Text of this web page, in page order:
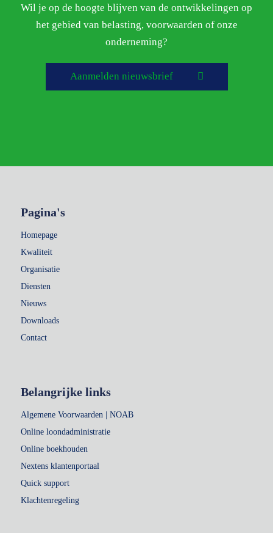
Wil je op de hoogte blijven van de ontwikkelingen op
het gebied van belasting, voorwaarden of onze
onderneming?
Aanmelden nieuwsbrief
Pagina's
Homepage
Kwaliteit
Organisatie
Diensten
Nieuws
Downloads
Contact
Belangrijke links
Algemene Voorwaarden | NOAB
Online loondadministratie
Online boekhouden
Nextens klantenportaal
Quick support
Klachtenregeling